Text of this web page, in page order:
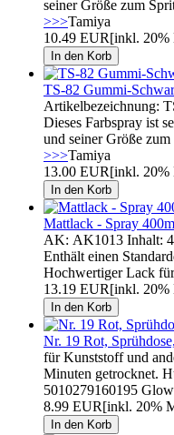
seiner Größe zum
>>>Tamiya
10.49 EUR[inkl. 20%
TS-82 Gummi-
Artikelbezeichnung:
Dieses Farbspray ist
und seiner Größe
>>>Tamiya
13.00 EUR[inkl. 20%
Mattlack - Spray
AK: AK1013 Inhalt:
Enthält einen
Hochwertiger Lack
13.19 EUR[inkl. 20%
Nr. 19 Rot,
für Kunststoff und
Minuten getrocknet.
5010279160195
8.99 EUR[inkl. 20%